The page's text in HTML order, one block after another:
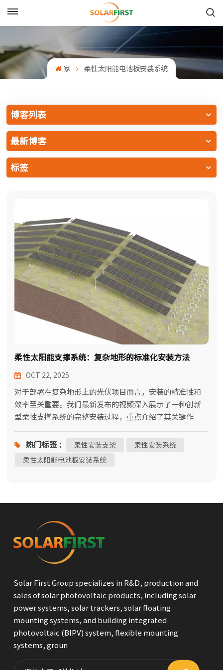
English
Français
中文
Русский
Español
한국어
بالعربية
家 柔性太阳能电池板安装系统
博客列表
最新博客
标签
柔性太阳能支撑系统：复杂地形的标准化安装方法
OCT 22, 2025
对于部署在复杂地形上的光伏项目而言，安装的精准性和
效率至关重要。我们最新发布的视频深入展示了一种创新
型柔性支撑系统的完整安装过程，重点介绍了其关键作
用。柔性安装支架适应不平坦的场地。该解决方案专为山
地、丘陵、沙漠和池塘等不规则地形而设计，是污水处理
厂、农业光伏电站和渔业太阳能混合项目等多种应用的理
想之选。其核心索桁架结构，辅以柔性安装支架，确保了
中间柱和支撑管5. 配置中间柱的支撑杆和横梁。6. 将底部梁
U型螺栓和钢绞线张紧固定10. 光伏组件的牢固安装
热门标签 : 柔性安装支架
柔性安装系统
柔性太阳能电池板安装系统
Solar First Group specializes in R&D, production and
sales of solar photovoltaic products, including solar
power systems, solar trackers, solar floating
mounting systems, and building integrated
photovoltaic (BIPV) system, flexible mounting
systems, groun